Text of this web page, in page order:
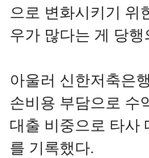
으로 변화시키기 위
우가 많다는 게 당행
아울러 신한저축은
손비용 부담으로 수
대출 비중으로 타사
를 기록했다.